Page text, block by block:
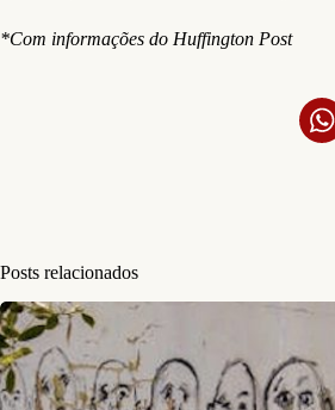
*Com informações do Huffington Post
Posts relacionados